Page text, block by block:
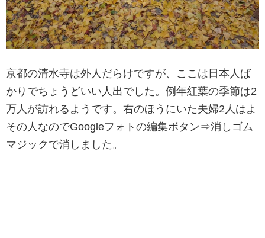
京都の清水寺は外人だらけですが、ここは日本人ば
かりでちょうどいい人出でした。例年紅葉の季節は2
万人が訪れるようです。右のほうにいた夫婦2人はよ
その人なのでGoogleフォトの編集ボタン⇒消しゴム
マジックで消しました。